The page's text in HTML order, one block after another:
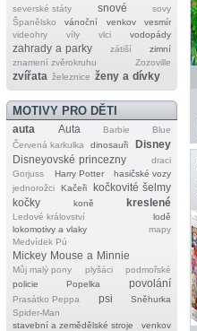
severské státy snové
sovy
Španělsko
vánoční venkov
vesmír
videohry
víly vlci vodopády
zahrady a parky zátiší
zimní
znamení zvěrokruhu
Zozoville
zvířata železnice ženy a dívky
MOTIVY PRO DĚTI
auta Auta Barbie
Blue
Červená karkulka
dinosauři
Disney
Disneyovské princezny
draci
Gorjuss
Harry Potter
hasičské vozy
jednorožci
Kačeři
kočkovité šelmy
kočky
koně kreslené
Ledové království
lodě
lokomotivy a vlaky
mapy
Medvídek Pú
Mickey Mouse a Minnie
Můj malý pony plyšáci
podmořské
policie
Popelka povolání
Prasátko Peppa psi
Sněhurka
Spider‐Man
stavební a zemědělské stroje
venkov